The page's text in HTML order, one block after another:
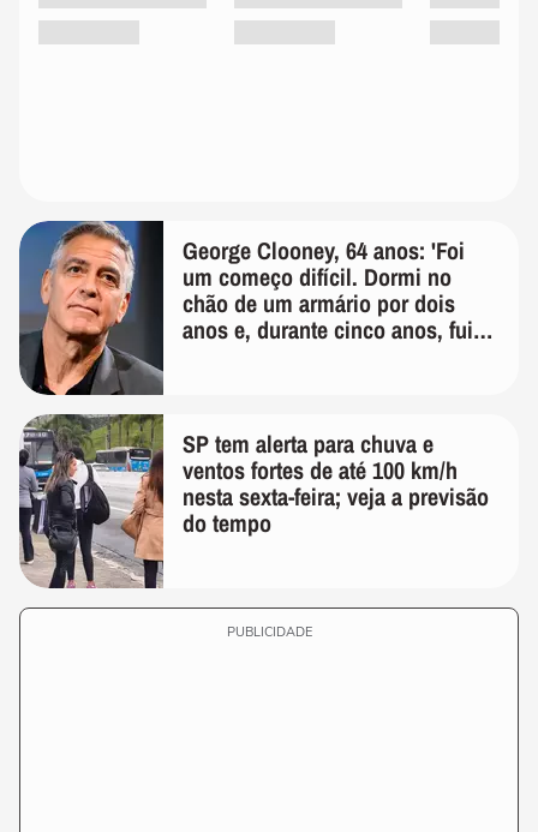
George Clooney, 64 anos: 'Foi
um começo difícil. Dormi no
chão de um armário por dois
anos e, durante cinco anos, fui
SP tem alerta para chuva e
ventos fortes de até 100 km/h
nesta sexta-feira; veja a previsão
do tempo
PUBLICIDADE